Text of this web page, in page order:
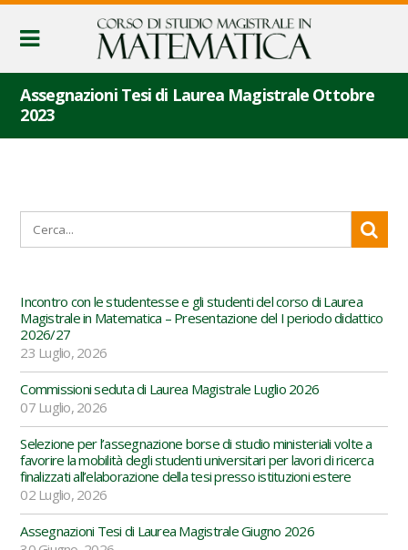
Assegnazioni Tesi di Laurea Magistrale Ottobre
2023
Incontro con le studentesse e gli studenti del corso di Laurea
Magistrale in Matematica – Presentazione del I periodo didattico
2026/27
23 Luglio, 2026
Commissioni seduta di Laurea Magistrale Luglio 2026
07 Luglio, 2026
Selezione per l’assegnazione borse di studio ministeriali volte a
favorire la mobilità degli studenti universitari per lavori di ricerca
finalizzati all’elaborazione della tesi presso istituzioni estere
02 Luglio, 2026
Assegnazioni Tesi di Laurea Magistrale Giugno 2026